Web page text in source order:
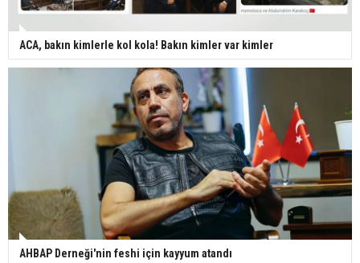
ACA, bakın kimlerle kol kola! Bakın kimler var kimler
AHBAP Derneği'nin feshi için kayyum atandı